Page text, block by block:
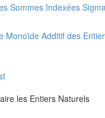
Sommes Indexées
Monoïde Additif des
les Entiers Naturels